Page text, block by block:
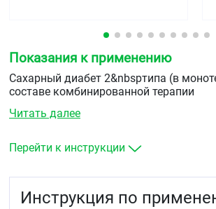
Показания к применению
Сахарный диабет 2&nbspтипа (в
составе комбинированной терапии
Читать далее
Перейти к инструкции
Инструкция по